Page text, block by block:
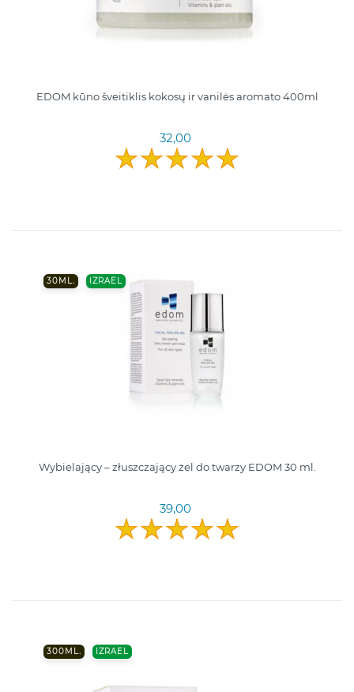
EDOM kūno šveitiklis kokosų ir vanilės aromato 400ml
32,00
30ML. IZRAEL
Wybielający – złuszczający żel do twarzy EDOM 30 ml.
39,00
300ML. IZRAEL